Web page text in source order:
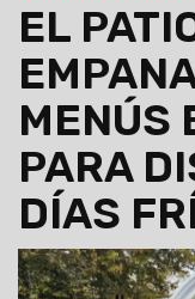
EL
MENÚS
PARA
DÍAS